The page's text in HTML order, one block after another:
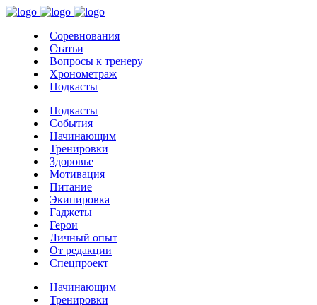
Соревнования
Статьи
Вопросы к тренеру
Хронометраж
Подкасты
Подкасты
События
Начинающим
Тренировки
Здоровье
Мотивация
Питание
Экипировка
Гаджеты
Герои
Личный опыт
От редакции
Спецпроект
Начинающим
Тренировки